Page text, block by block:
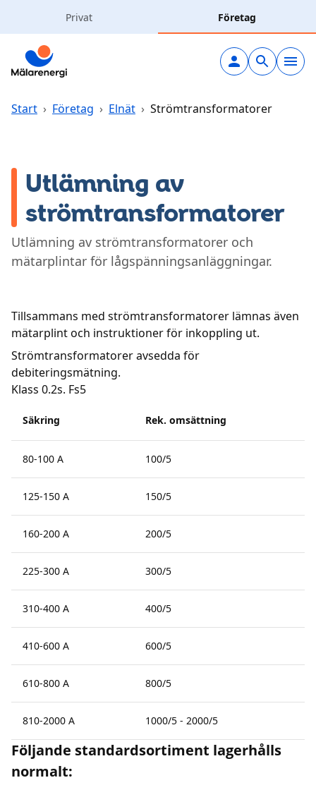
Privat Företag
Elavtal
Elnät
Solceller
Vatten & avlopp
Start › Företag › Elnät › Strömtransformatorer
Utlämning av
strömtransformatorer
Utlämning av strömtransformatorer och
mätarplintar för lågspänningsanläggningar.
Tillsammans med strömtransformatorer lämnas även
mätarplint och instruktioner för inkoppling ut.
Strömtransformatorer avsedda för
debiteringsmätning.
Klass 0.2s. Fs5
Säkring Rek. omsättning
80-100 A 100/5
125-150 A 150/5
160-200 A 200/5
225-300 A 300/5
310-400 A 400/5
410-600 A 600/5
610-800 A 800/5
810-2000 A 1000/5 - 2000/5
Följande standardsortiment lagerhålls
normalt: